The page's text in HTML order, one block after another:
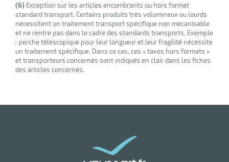
(6) Exception sur les articles encombrants ou hors format
standard transport. Certains produits très volumineux ou lourds
nécessitent un traitement transport spécifique non mécanisable
et ne rentre pas dans le cadre des standards transports. Exemple
: perche télescopique pour leur longueur et leur fragilité nécessite
un traitement spécifique. Dans ce cas, ces « taxes hors formats »
et transporteurs concernés sont indiqués en clair dans les fiches
des articles concernés.